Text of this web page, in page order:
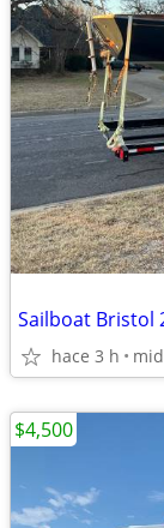
Sailboat Bristol
hace 3 h
$4,500